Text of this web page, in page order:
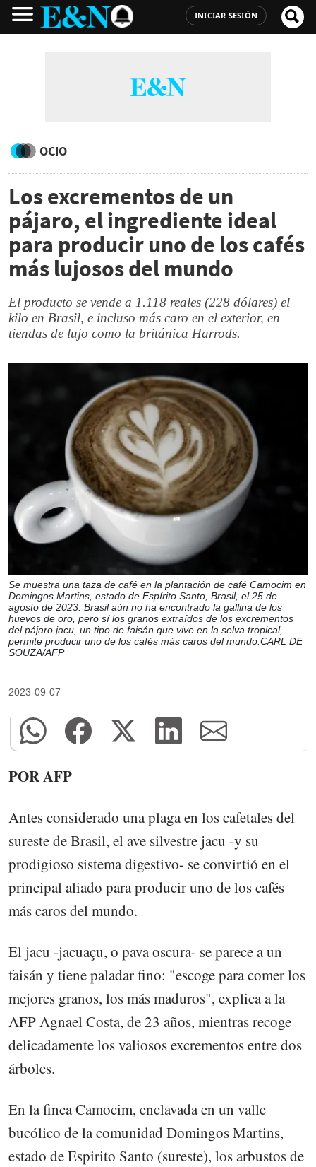
INICIAR SESIÓN
OCIO
Los excrementos de un
pájaro, el ingrediente ideal
para producir uno de los cafés
más lujosos del mundo
El producto se vende a 1.118 reales (228 dólares) el
kilo en Brasil, e incluso más caro en el exterior, en
tiendas de lujo como la británica Harrods.
Se muestra una taza de café en la plantación de café Camocim en
Domingos Martins, estado de Espírito Santo, Brasil, el 25 de
agosto de 2023. Brasil aún no ha encontrado la gallina de los
huevos de oro, pero sí los granos extraídos de los excrementos
del pájaro jacu, un tipo de faisán que vive en la selva tropical,
permite producir uno de los cafés más caros del mundo.CARL DE
SOUZA/AFP
2023-09-07
POR AFP
Antes considerado una plaga en los cafetales del
sureste de Brasil, el ave silvestre jacu -y su
prodigioso sistema digestivo- se convirtió en el
principal aliado para producir uno de los cafés
más caros del mundo.
El jacu -jacuaçu, o pava oscura- se parece a un
faisán y tiene paladar fino: "escoge para comer los
mejores granos, los más maduros", explica a la
AFP Agnael Costa, de 23 años, mientras recoge
delicadamente los valiosos excrementos entre dos
árboles.
En la finca Camocim, enclavada en un valle
bucólico de la comunidad Domingos Martins,
estado de Espirito Santo (sureste), los arbustos de